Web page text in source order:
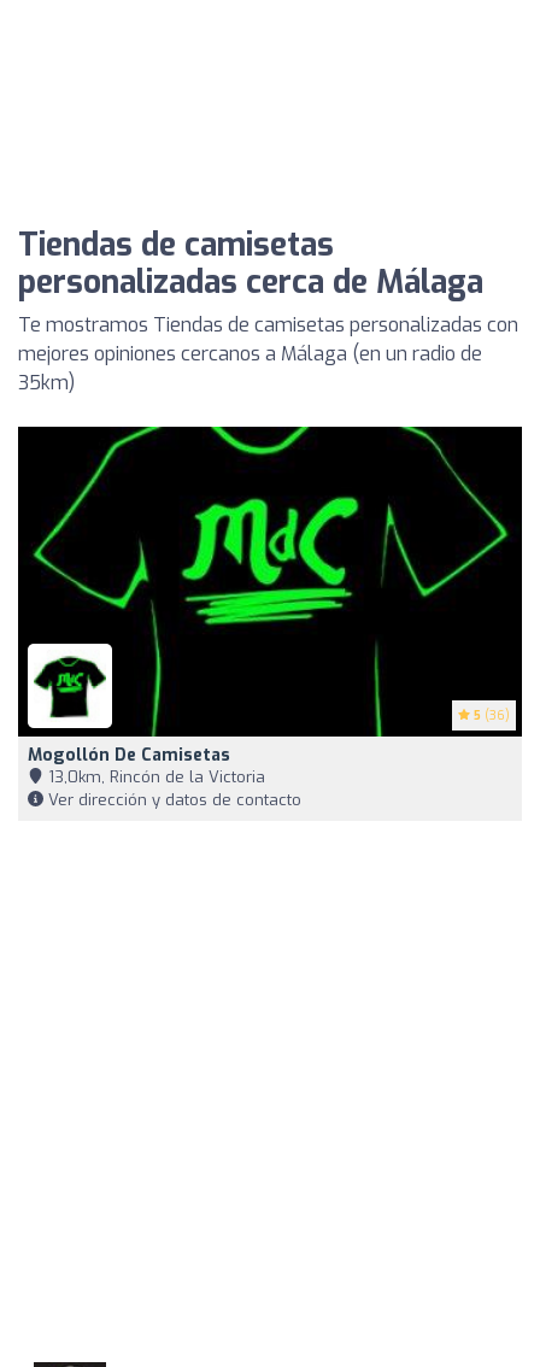
Tiendas de camisetas
personalizadas cerca de Málaga
Te mostramos Tiendas de camisetas personalizadas con
mejores opiniones cercanos a Málaga (en un radio de
35km)
5 (36)
Mogollón De Camisetas
13,0km, Rincón de la Victoria
Ver dirección y datos de contacto